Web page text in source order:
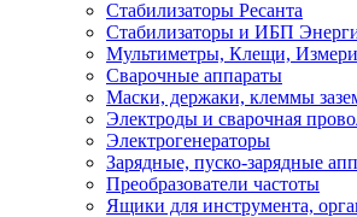
Стабилизаторы Ресанта
Стабилизаторы и ИБП
Мультиметры, Клещи,
Сварочные аппараты
Маски, держаки, клеммы
Электроды и сварочная
Электрогенераторы
Зарядные, пуско-зарядные
Преобразователи частоты
Ящики для инструмента,